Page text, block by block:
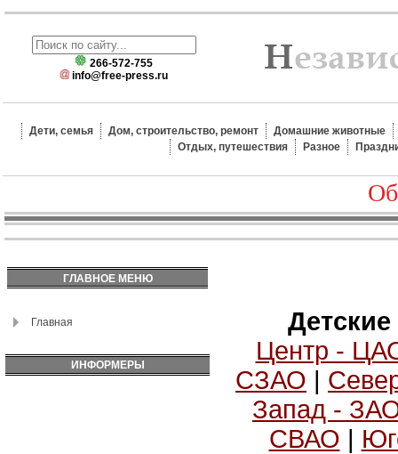
266-572-755
info@free-press.ru
Дети, семья Дом, строительство, ремонт
Домашние животные
Отдых, путешествия
Разное
ГЛАВНОЕ МЕНЮ
Главная
ИНФОРМЕРЫ
Центр -
СЗАО |
Запад -
СВАО |